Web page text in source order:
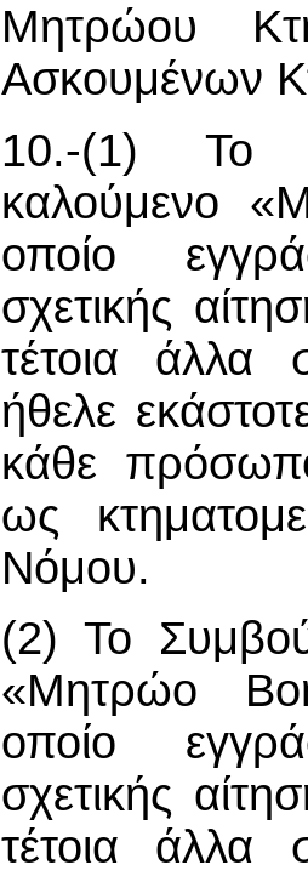
Μητρώου
Ασκουμένων
10.-(1) Το
καλούμενο
οποίο
σχετικής
τέτοια άλλα
ήθελε
κάθε
ως
Νόμου.
(2) Το
«Μητρώο
οποίο
σχετικής
τέτοια άλλα